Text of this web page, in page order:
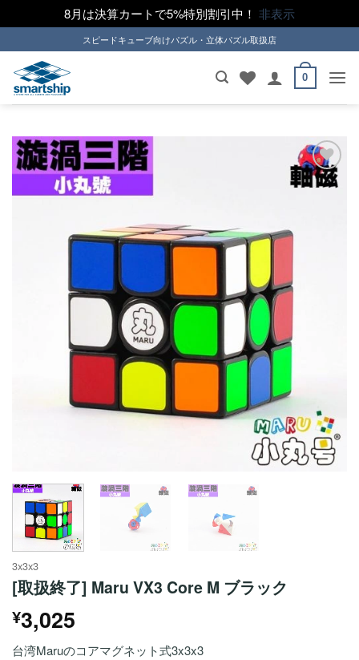
8月は決算カートで5%特別割引中！ 非表示
to
content
スピードキューブ向けパズル・立体パズル取扱店
0
ほし
3x3x3
[取扱終了] Maru VX3 Core M ブラック
¥3,025
台湾Maruのコアマグネット式3x3x3